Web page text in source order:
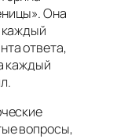
Она
каждый
ответа,
каждый
вопросы,